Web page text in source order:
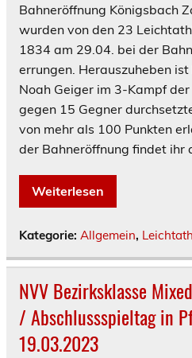
Bahneröffnung Königsbach
wurden von den 23
1834 am 29.04. bei der
errungen. Herauszuheben
Noah Geiger im 3-Kampf
gegen 15 Gegner
von mehr als 100 Punkten
der Bahneröffnung findet ihr
Weiterlesen
Kategorie: Allgemein,
NVV Bezirksklasse
/ Abschlussspieltag in
19.03.2023